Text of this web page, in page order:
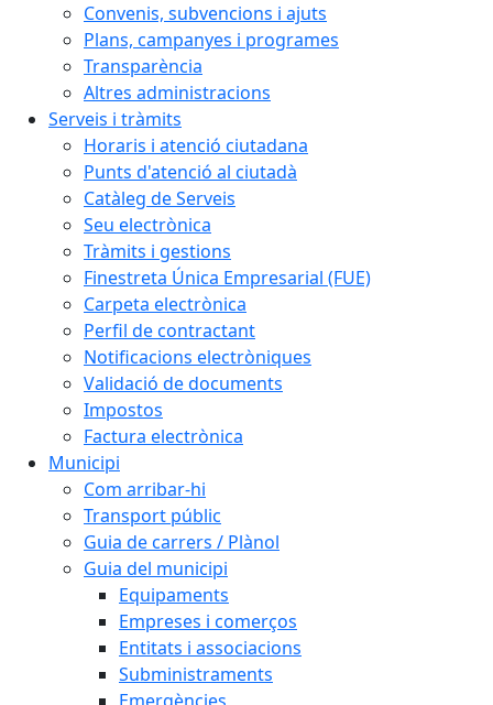
Convenis, subvencions i ajuts
Plans, campanyes i programes
Transparència
Altres administracions
Serveis i tràmits
Horaris i atenció ciutadana
Punts d'atenció al ciutadà
Catàleg de Serveis
Seu electrònica
Tràmits i gestions
Finestreta Única Empresarial (FUE)
Carpeta electrònica
Perfil de contractant
Notificacions electròniques
Validació de documents
Impostos
Factura electrònica
Municipi
Com arribar-hi
Transport públic
Guia de carrers / Plànol
Guia del municipi
Equipaments
Empreses i comerços
Entitats i associacions
Subministraments